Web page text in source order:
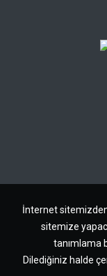
İnternet
sitemize
tanımlama
Dilediğiniz halde